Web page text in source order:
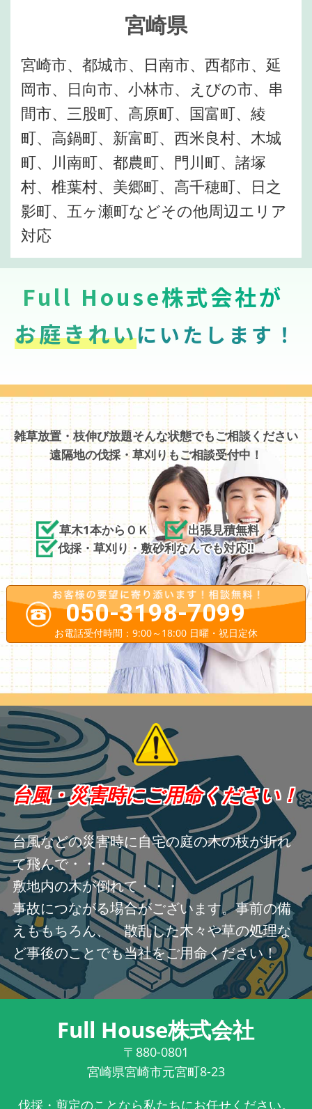
宮崎県
宮崎市、都城市、日南市、西都市、延
岡市、日向市、小林市、えびの市、串
間市、三股町、高原町、国富町、綾
町、高鍋町、新富町、西米良村、木城
町、川南町、都農町、門川町、諸塚
村、椎葉村、美郷町、高千穂町、日之
影町、五ヶ瀬町などその他周辺エリア
対応
Full House株式会社が
お庭きれいにいたします！
雑草放置・枝伸び放題そんな状態でもご相談ください
遠隔地の伐採・草刈りもご相談受付中！
草木1本からＯＫ
出張見積無料
伐採・草刈り・敷砂利なんでも対応!!
050-3198-7099
お電話受付時間：9:00～18:00 日曜・祝日定休
台風・災害時にご用命ください！
台風などの災害時に自宅の庭の木の枝が折れ
て飛んで・・・
敷地内の木が倒れて・・・
事故につながる場合がございます。事前の備
えももちろん、 散乱した木々や草の処理な
ど事後のことでも当社をご用命ください！
Full House株式会社
〒880-0801
宮崎県宮崎市元宮町8-23
伐採・剪定のことなら私たちにお任せください。